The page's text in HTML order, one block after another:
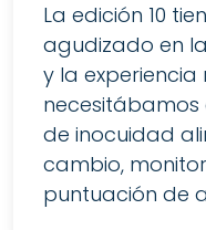
La edición 10
agudizado en
y la
necesitábamos
de inocuidad
cambio,
puntuación de